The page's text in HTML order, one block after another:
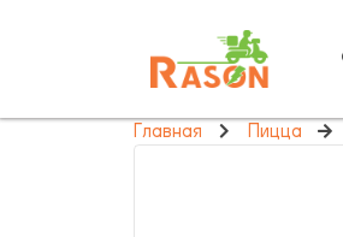
Главная Пицца